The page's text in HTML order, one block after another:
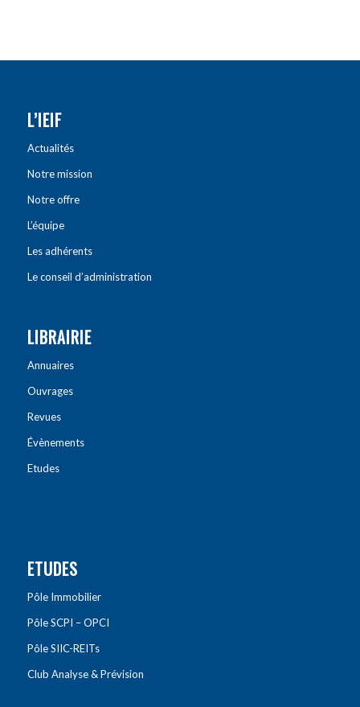
L’IEIF
Actualités
Notre mission
Notre offre
L’équipe
Les adhérents
Le conseil d’administration
LIBRAIRIE
Annuaires
Ouvrages
Revues
Évènements
Etudes
ETUDES
Pôle Immobilier
Pôle SCPI – OPCI
Pôle SIIC-REITs
Club Analyse & Prévision